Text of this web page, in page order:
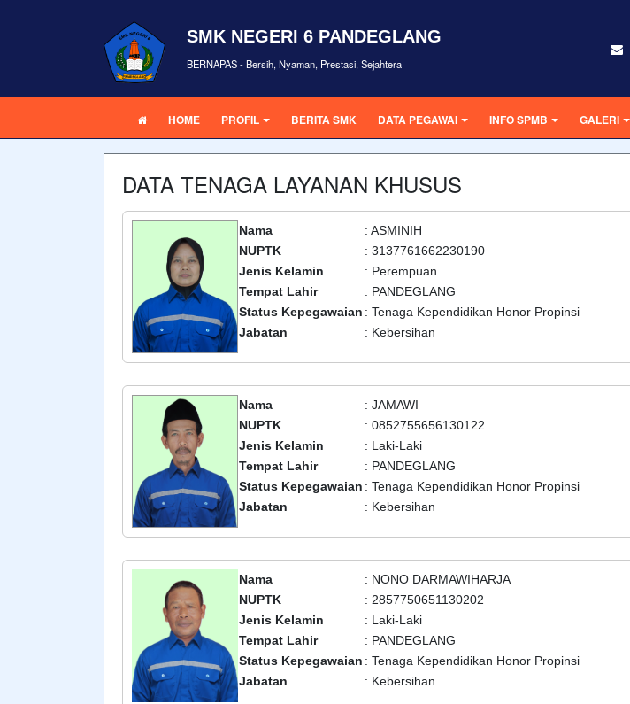
SMK NEGERI 6 PANDEGLANG
BERNAPAS - Bersih, Nyaman, Prestasi, Sejahtera
HOME PROFIL BERITA SMK DATA PEGAWAI INFO SPMB GALERI
DATA TENAGA LAYANAN KHUSUS
Nama
: ASMINIH
NUPTK
: 3137761662230190
Jenis Kelamin
: Perempuan
Tempat Lahir
: PANDEGLANG
Status Kepegawaian : Tenaga Kependidikan Honor Propinsi
Jabatan
: Kebersihan
Nama
: JAMAWI
NUPTK
: 0852755656130122
Jenis Kelamin
: Laki-Laki
Tempat Lahir
: PANDEGLANG
Status Kepegawaian : Tenaga Kependidikan Honor Propinsi
Jabatan
: Kebersihan
Nama
: NONO DARMAWIHARJA
NUPTK
: 2857750651130202
Jenis Kelamin
: Laki-Laki
Tempat Lahir
: PANDEGLANG
Status Kepegawaian : Tenaga Kependidikan Honor Propinsi
Jabatan
: Kebersihan